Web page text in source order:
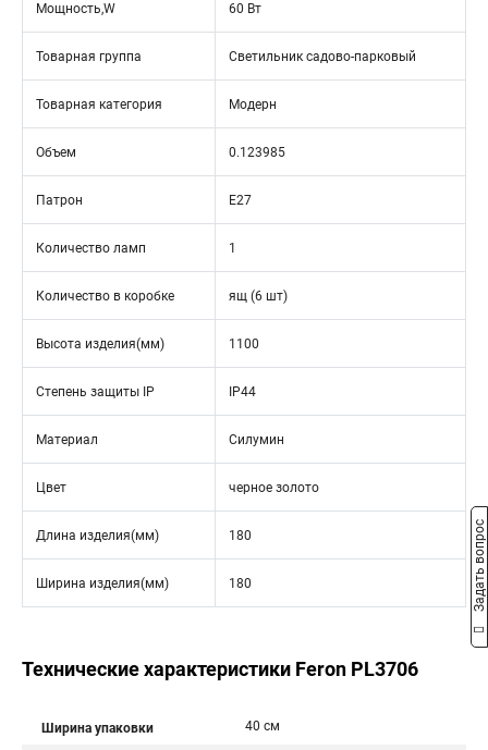
Мощность,W 60 Вт
Товарная группа Светильник садово-парковый
Товарная категория Модерн
Объем 0.123985
Патрон E27
Количество ламп 1
Количество в коробке ящ (6 шт)
Высота изделия(мм) 1100
Степень защиты IP IP44
Материал Силумин
Цвет черное золото
Длина изделия(мм) 180
Ширина изделия(мм) 180
Технические характеристики Feron PL3706
Ширина упаковки 40 см
Задать вопрос